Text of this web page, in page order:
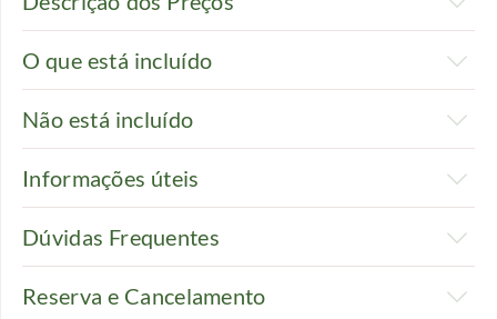
O que está incluído
Não está incluído
Informações úteis
Dúvidas Frequentes
Reserva e Cancelamento